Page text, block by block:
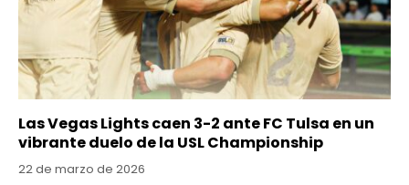
Las Vegas Lights caen 3-2 ante FC Tulsa en un
vibrante duelo de la USL Championship
22 de marzo de 2026